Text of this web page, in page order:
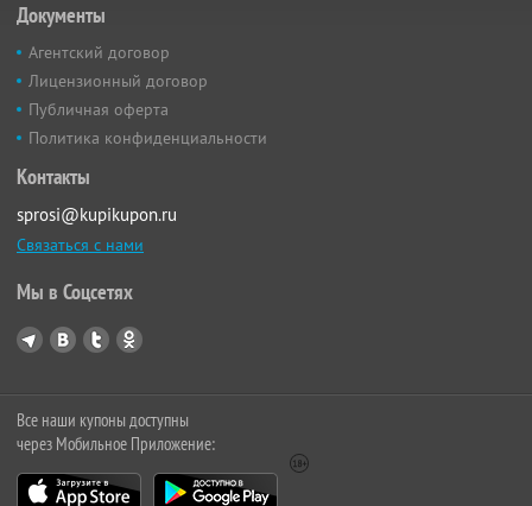
Документы
Агентский договор
Лицензионный договор
Публичная оферта
Политика конфиденциальности
Контакты
sprosi@kupikupon.ru
Связаться с нами
Мы в Соцсетях
Все наши купоны доступны
через Мобильное Приложение: